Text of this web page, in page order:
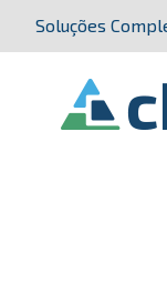
Soluções